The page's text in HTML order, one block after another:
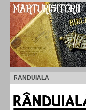
RANDUIALA